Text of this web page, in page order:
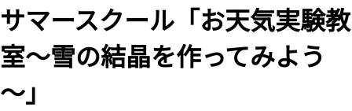
サマースクール「お天気実験教
室～雪の結晶を作ってみよう
～」